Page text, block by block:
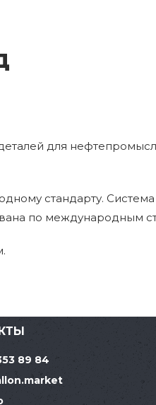
для
стандарту.
по международным
89 84